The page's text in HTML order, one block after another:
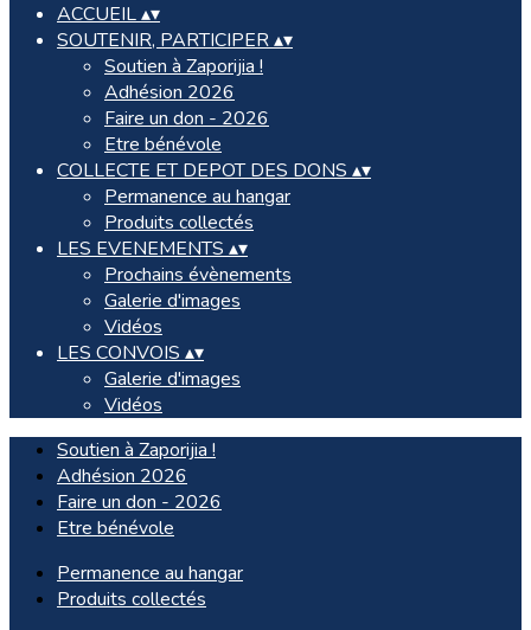
ACCUEIL▴▾
SOUTENIR, PARTICIPER▴▾
Soutien à Zaporijia !
Adhésion 2026
Faire un don - 2026
Etre bénévole
COLLECTE ET DEPOT DES DONS ▴▾
Permanence au hangar
Produits collectés
LES EVENEMENTS ▴▾
Prochains évènements
Galerie d'images
Vidéos
LES CONVOIS ▴▾
Galerie d'images
Vidéos
Soutien à Zaporijia !
Adhésion 2026
Faire un don - 2026
Etre bénévole
Permanence au hangar
Produits collectés